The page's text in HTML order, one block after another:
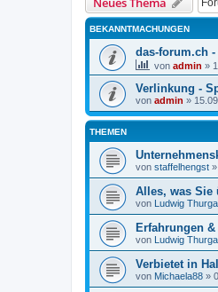
BEKANNTMACHUNGEN
das-forum.ch
von admin »
Verlinkung -
von admin »
THEMEN
von staffelhengst »
Alles, was Sie
von Ludwig
Erfahrungen
von Ludwig
Verbietet in
von Michaela88 »